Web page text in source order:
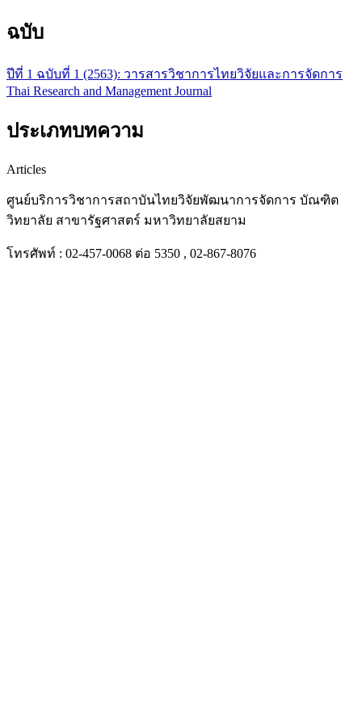
ฉบับ
ปีที่ 1 ฉบับที่ 1 (2563): วารสารวิชาการไทยวิจัยและการจัดการ
Thai Research and Management Journal
ประเภทบทความ
Articles
ศูนย์บริการวิชาการสถาบันไทยวิจัยพัฒนาการจัดการ บัณฑิต
วิทยาลัย สาขารัฐศาสตร์ มหาวิทยาลัยสยาม
โทรศัพท์ : 02-457-0068 ต่อ 5350 , 02-867-8076